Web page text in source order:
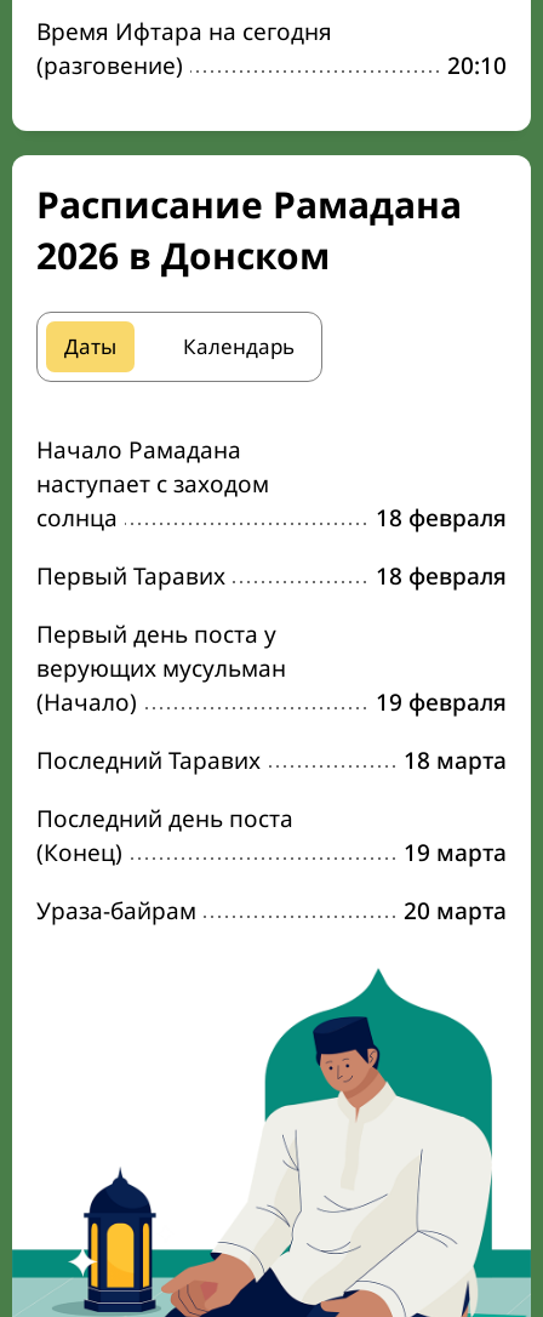
Время Ифтара на сегодня
(разговение)
20:10
Расписание Рамадана
2026 в Донском
Даты Календарь
Начало Рамадана
наступает с заходом
солнца
18 февраля
Первый Таравих
18 февраля
Первый день поста у
верующих мусульман
(Начало)
19 февраля
Последний Таравих
18 марта
Последний день поста
(Конец)
19 марта
Ураза-байрам
20 марта